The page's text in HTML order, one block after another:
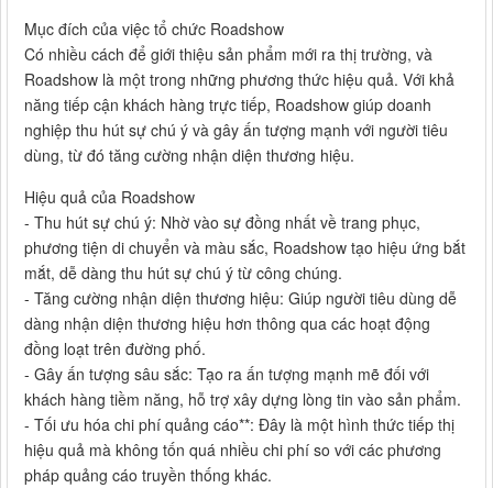
Mục đích của việc tổ chức Roadshow
Có nhiều cách để giới thiệu sản phẩm mới ra thị trường, và
Roadshow là một trong những phương thức hiệu quả. Với khả
năng tiếp cận khách hàng trực tiếp, Roadshow giúp doanh
nghiệp thu hút sự chú ý và gây ấn tượng mạnh với người tiêu
dùng, từ đó tăng cường nhận diện thương hiệu.
Hiệu quả của Roadshow
- Thu hút sự chú ý: Nhờ vào sự đồng nhất về trang phục,
phương tiện di chuyển và màu sắc, Roadshow tạo hiệu ứng bắt
mắt, dễ dàng thu hút sự chú ý từ công chúng.
- Tăng cường nhận diện thương hiệu: Giúp người tiêu dùng dễ
dàng nhận diện thương hiệu hơn thông qua các hoạt động
đồng loạt trên đường phố.
- Gây ấn tượng sâu sắc: Tạo ra ấn tượng mạnh mẽ đối với
khách hàng tiềm năng, hỗ trợ xây dựng lòng tin vào sản phẩm.
- Tối ưu hóa chi phí quảng cáo**: Đây là một hình thức tiếp thị
hiệu quả mà không tốn quá nhiều chi phí so với các phương
pháp quảng cáo truyền thống khác.